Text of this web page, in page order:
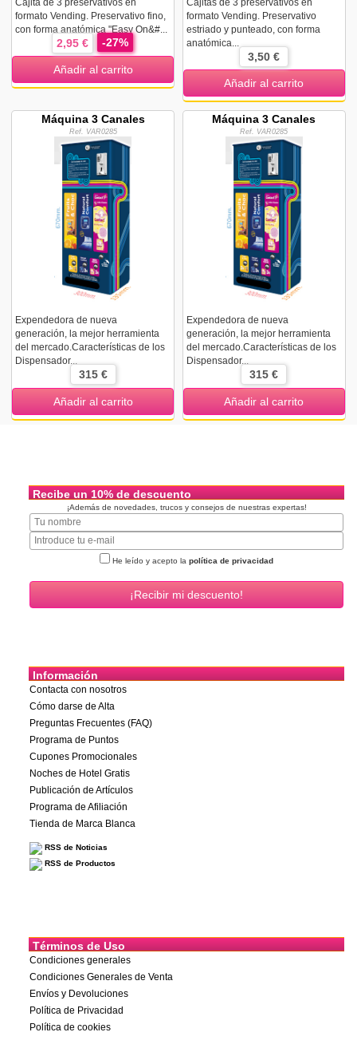
Cajita de 3 preservativos en
formato Vending. Preservativo fino,
con forma anatómica "Easy On&#...
2,95 € -27%
Añadir al carrito
Cajitas de 3 preservativos en
formato Vending. Preservativo
estriado y punteado, con forma
anatómica...
3,50 €
Añadir al carrito
Máquina 3 Canales
Ref. VAR0285
Expendedora de nueva
generación, la mejor herramienta
del mercado.Características de los
Dispensador...
315 €
Añadir al carrito
Máquina 3 Canales
Ref. VAR0285
Expendedora de nueva
generación, la mejor herramienta
del mercado.Características de los
Dispensador...
315 €
Añadir al carrito
Recibe un 10% de descuento
¡Además de novedades, trucos y consejos de nuestras expertas!
He leído y acepto la política de privacidad
Información
Contacta con nosotros
Cómo darse de Alta
Preguntas Frecuentes (FAQ)
Programa de Puntos
Cupones Promocionales
Noches de Hotel Gratis
Publicación de Artículos
Programa de Afiliación
Tienda de Marca Blanca
RSS de Noticias
RSS de Productos
Términos de Uso
Condiciones generales
Condiciones Generales de Venta
Envíos y Devoluciones
Política de Privacidad
Política de cookies